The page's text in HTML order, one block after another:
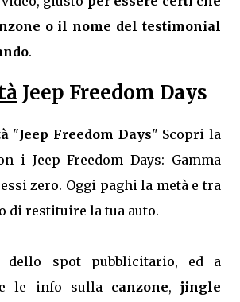
o il nome del testimonial
.
Jeep Freedom Days
"Jeep Freedom Days" Scopri la
i Jeep Freedom Days: Gamma
zero. Oggi paghi la metà e tra
di restituire la tua auto.
dello spot pubblicitario, ed a
le info sulla canzone,jingle